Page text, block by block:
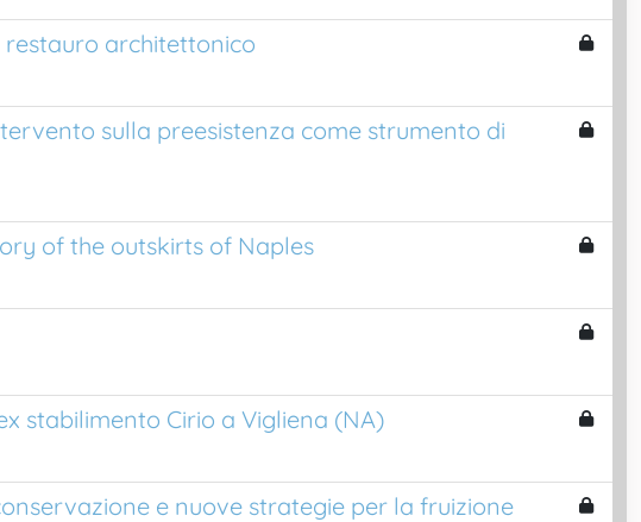
restauro architettonico
sulla preesistenza come strumento di
of the outskirts of Naples
stabilimento Cirio a Vigliena (NA)
e nuove strategie per la fruizione